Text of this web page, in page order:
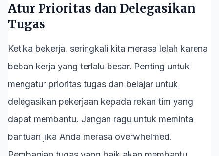
Atur Prioritas dan Delegasikan
Tugas
Ketika bekerja, seringkali kita merasa lelah karena
beban kerja yang terlalu besar. Penting untuk
mengatur prioritas tugas dan belajar untuk
delegasikan pekerjaan kepada rekan tim yang
dapat membantu. Jangan ragu untuk meminta
bantuan jika Anda merasa overwhelmed.